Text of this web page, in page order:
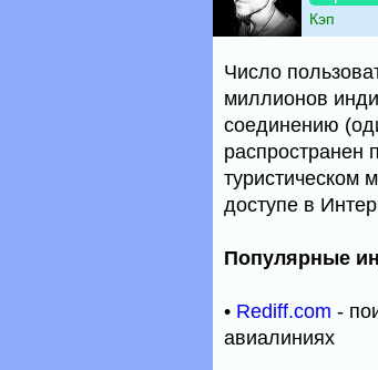
Кэп
Число
миллионов
соединению
распространен
туристическом
доступе в
Популярные
• Rediff.com -
авиалиниях